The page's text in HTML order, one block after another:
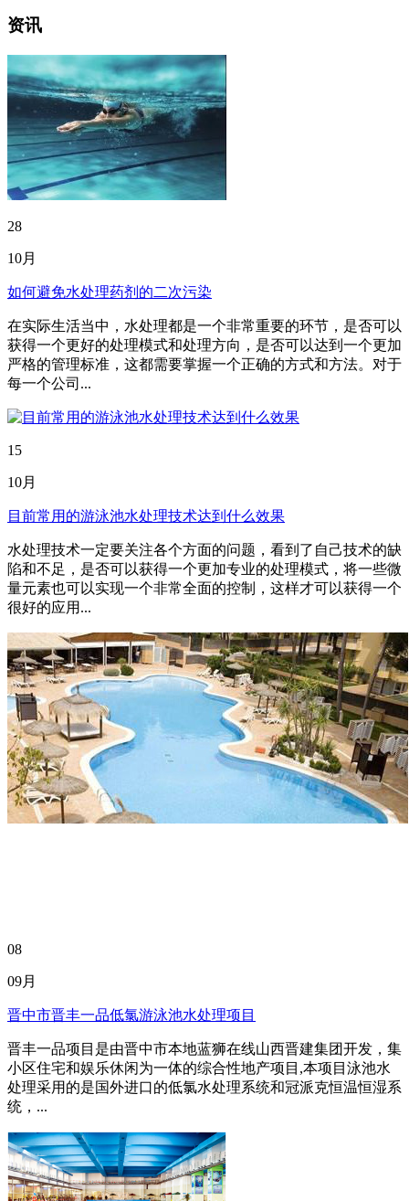
资讯
28
10月
如何避免水处理药剂的二次污染
在实际生活当中，水处理都是一个非常重要的环节，是否可以
获得一个更好的处理模式和处理方向，是否可以达到一个更加
严格的管理标准，这都需要掌握一个正确的方式和方法。对于
每一个公司...
15
10月
目前常用的游泳池水处理技术达到什么效果
水处理技术一定要关注各个方面的问题，看到了自己技术的缺
陷和不足，是否可以获得一个更加专业的处理模式，将一些微
量元素也可以实现一个非常全面的控制，这样才可以获得一个
很好的应用...
08
09月
晋中市晋丰一品低氯游泳池水处理项目
晋丰一品项目是由晋中市本地蓝狮在线山西晋建集团开发，集
小区住宅和娱乐休闲为一体的综合性地产项目,本项目泳池水
处理采用的是国外进口的低氯水处理系统和冠派克恒温恒湿系
统，...